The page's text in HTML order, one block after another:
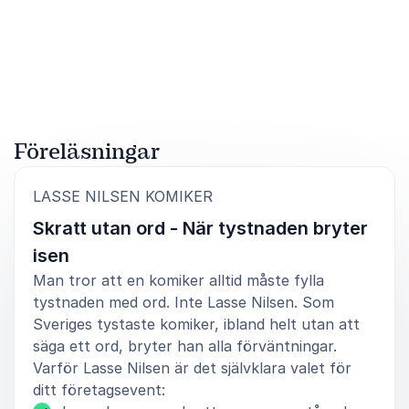
Föreläsningar
LASSE NILSEN KOMIKER
Skratt utan ord - När tystnaden bryter
isen
Man tror att en komiker alltid måste fylla
tystnaden med ord. Inte Lasse Nilsen. Som
Sveriges tystaste komiker, ibland helt utan att
säga ett ord, bryter han alla förväntningar.
Varför Lasse Nilsen är det självklara valet för
ditt företagsevent: